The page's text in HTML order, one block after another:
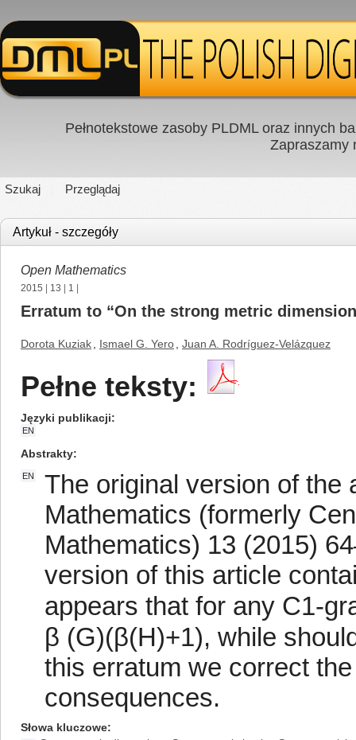
Pełnotekstowe zasoby PLDML oraz innych
Zapraszamy
Szukaj Przeglądaj
Artykuł - szczegóły
Open Mathematics
2015 13 1
Erratum to “On the strong metric
Dorota Kuziak Ismael G. Yero Juan A. Rodríguez-Velázquez
Pełne teksty:
Języki publikacji
EN
Abstrakty
EN
The original version of the
Mathematics (formerly
Mathematics) 13 (2015)
version of this article
appears that for any C1-
β (G)(β(H)+1), while
this erratum we correct
consequences.
Słowa kluczowe